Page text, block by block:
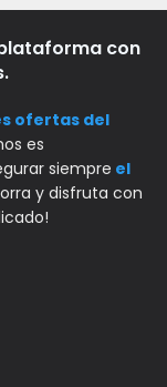
con
ofertas del
es
siempre el
y disfruta con